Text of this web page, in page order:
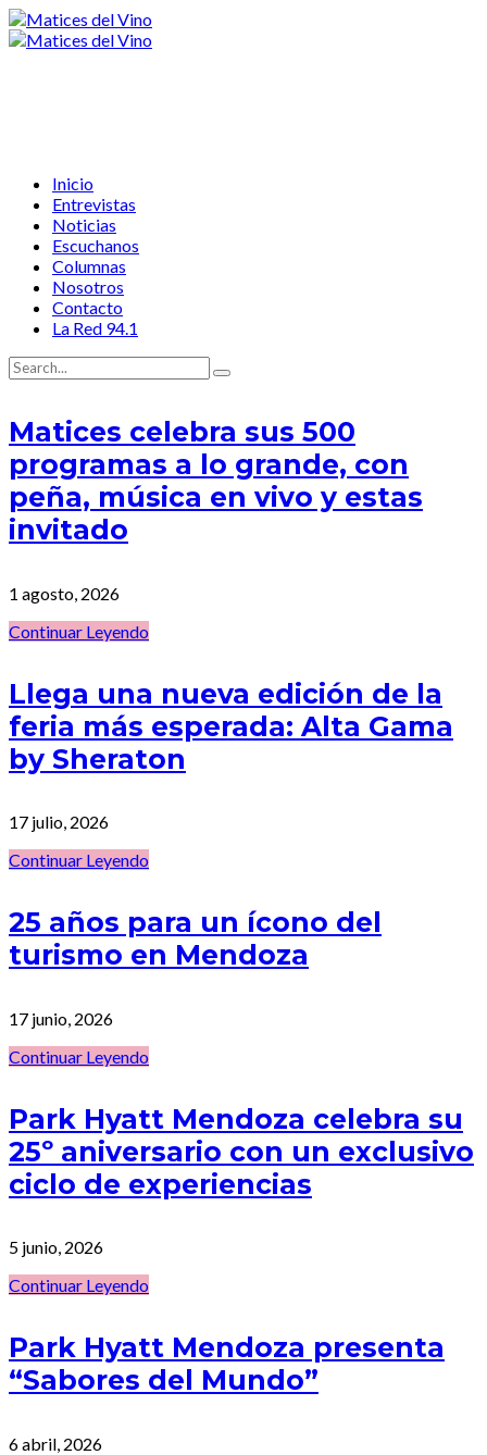
Inicio
Entrevistas
Noticias
Escuchanos
Columnas
Nosotros
Contacto
La Red 94.1
Matices celebra sus 500
programas a lo grande, con
peña, música en vivo y estas
invitado
1 agosto, 2026
Continuar Leyendo
Llega una nueva edición de la
feria más esperada: Alta Gama
by Sheraton
17 julio, 2026
Continuar Leyendo
25 años para un ícono del
turismo en Mendoza
17 junio, 2026
Continuar Leyendo
Park Hyatt Mendoza celebra su
25º aniversario con un exclusivo
ciclo de experiencias
5 junio, 2026
Continuar Leyendo
Park Hyatt Mendoza presenta
“Sabores del Mundo”
6 abril, 2026